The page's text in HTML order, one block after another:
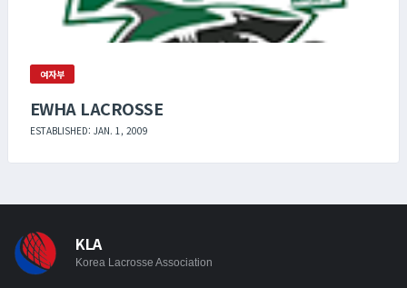
여자부
EWHA LACROSSE
ESTABLISHED: JAN. 1, 2009
KLA
Korea Lacrosse Association